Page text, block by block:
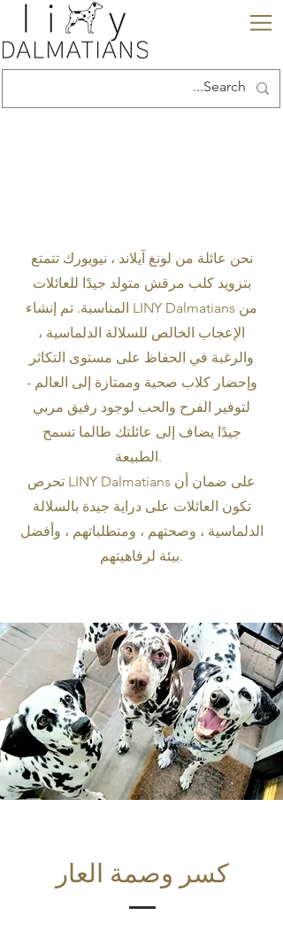
نحن عائلة من لونغ آيلاند ، نيويورك تتمتع
بتزويد كلب مرقش متولد جيدًا للعائلات
المناسبة. تم إنشاء LINY Dalmatians من
الإعجاب الخالص للسلالة الدلماسية ،
والرغبة في الحفاظ على مستوى التكاثر
وإحضار كلاب صحية وممتازة إلى العالم -
لتوفير الفرح والحب لوجود رفيق مربي
جيدًا يضاف إلى عائلتك طالما تسمح
الطبيعة.
تحرص LINY Dalmatians على ضمان أن
تكون العائلات على دراية جيدة بالسلالة
الدلماسية ، وصحتهم ، ومتطلباتهم ، وأفضل
بيئة لرفاهيتهم.
كسر وصمة العار